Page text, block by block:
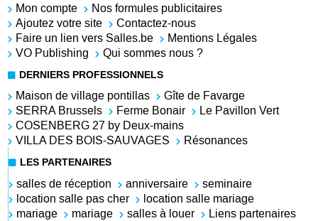
Mon compte
Nos formules publicitaires
Ajoutez votre site
Contactez-nous
Faire un lien vers Salles.be
Mentions Légales
VO Publishing
Qui sommes nous ?
DERNIERS PROFESSIONNELS
Maison de village pontillas
Gîte de Favarge
SERRA Brussels
Ferme Bonair
Le Pavillon Vert
COSENBERG 27 by Deux-mains
VILLA DES BOIS-SAUVAGES
Résonances
LES PARTENAIRES
salles de réception anniversaire
seminaire
location salle pas cher
location salle mariage
mariage
mariage salles à louer Liens partenaires